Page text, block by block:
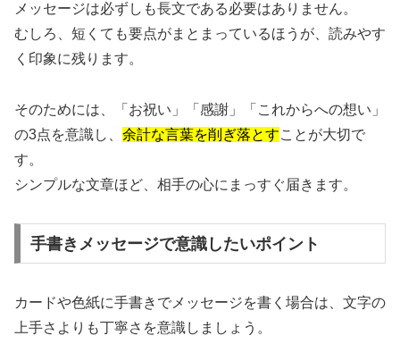
メッセージは必ずしも長文である必要はありません。
むしろ、短くても要点がまとまっているほうが、読みやす
く印象に残ります。
そのためには、「お祝い」「感謝」「これからへの想い」
の3点を意識し、 余計な言葉を削ぎ落とすことが大切で
す。
シンプルな文章ほど、相手の心にまっすぐ届きます。
手書きメッセージで意識したいポイント
カードや色紙に手書きでメッセージを書く場合は、文字の
上手さよりも丁寧さを意識しましょう。